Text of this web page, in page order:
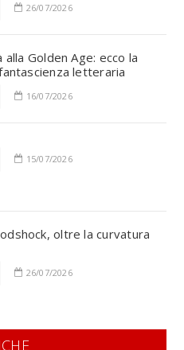
26/07/2026
alla Golden Age: ecco la
letteraria
16/07/2026
15/07/2026
oltre la curvatura
26/07/2026